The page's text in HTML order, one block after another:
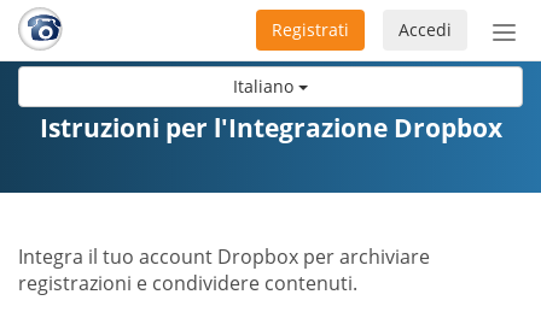
Italiano
Accedi
Registrati
Istruzioni per l'Integrazione Dropbox
Integra il tuo account Dropbox per archiviare
registrazioni e condividere contenuti.